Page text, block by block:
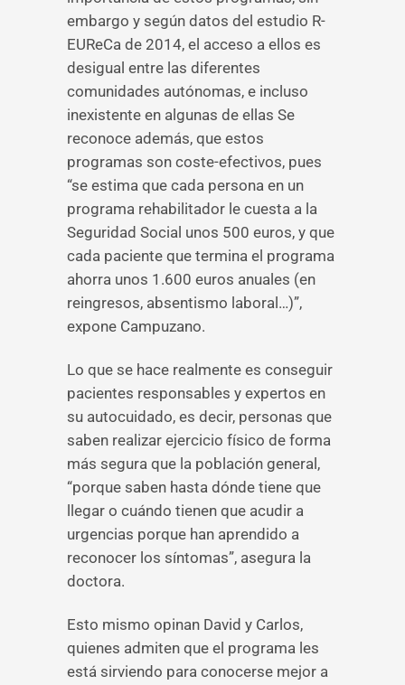
embargo y según datos del estudio R-
EUReCa de 2014, el acceso a ellos es
desigual entre las diferentes
comunidades autónomas, e incluso
inexistente en algunas de ellas Se
reconoce además, que estos
programas son coste-efectivos, pues
“se estima que cada persona en un
programa rehabilitador le cuesta a la
Seguridad Social unos 500 euros, y que
cada paciente que termina el programa
ahorra unos 1.600 euros anuales (en
reingresos, absentismo laboral…)”,
expone Campuzano.
Lo que se hace realmente es conseguir
pacientes responsables y expertos en
su autocuidado, es decir, personas que
saben realizar ejercicio físico de forma
más segura que la población general,
“porque saben hasta dónde tiene que
llegar o cuándo tienen que acudir a
urgencias porque han aprendido a
reconocer los síntomas”, asegura la
doctora.
Esto mismo opinan David y Carlos,
quienes admiten que el programa les
está sirviendo para conocerse mejor a